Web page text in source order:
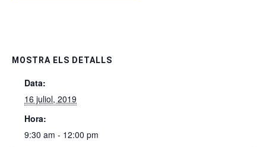
MOSTRA ELS DETALLS
Data:
16 juliol, 2019
Hora:
9:30 am - 12:00 pm